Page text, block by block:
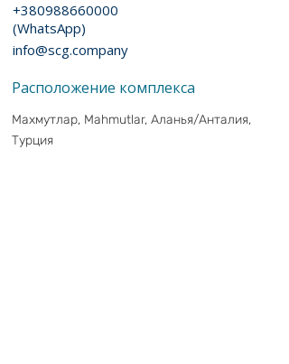
+380988660000
(WhatsApp)
info@scg.company
Расположение комплекса
Махмутлар, Mahmutlar, Аланья/Анталия,
Турция